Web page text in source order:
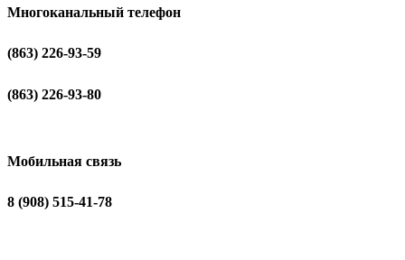
Многоканальный телефон
(863) 226-93-59
(863) 226-93-80
Мобильная связь
8 (908) 515-41-78